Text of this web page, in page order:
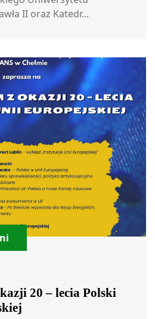
II oraz Katedr...
20 – lecia Polski